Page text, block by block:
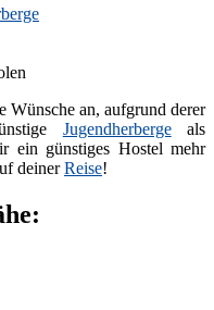
an, aufgrund derer
Jugendherbergeals
ein günstiges Hostel mehr
deinerReise!